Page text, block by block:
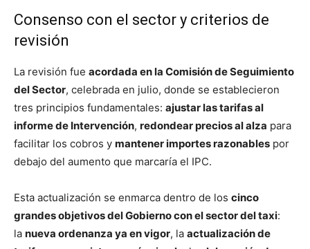
Consenso con el sector y criterios de
revisión
La revisión fue acordada en la Comisión de Seguimiento
del Sector, celebrada en julio, donde se establecieron
tres principios fundamentales: ajustar las tarifas al
informe de Intervención, redondear precios al alza para
facilitar los cobros y mantener importes razonables por
debajo del aumento que marcaría el IPC.
Esta actualización se enmarca dentro de los cinco
grandes objetivos del Gobierno con el sector del taxi:
la nueva ordenanza ya en vigor, la actualización de